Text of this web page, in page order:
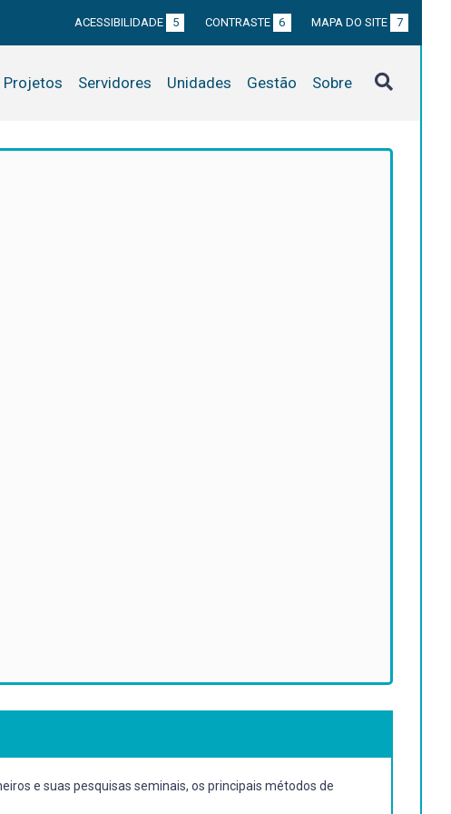
ACESSIBILIDADE 5 CONTRASTE 6 MAPA DO SITE 7
Projetos Servidores Unidades Gestão Sobre
e suas pesquisas seminais, os principais métodos de